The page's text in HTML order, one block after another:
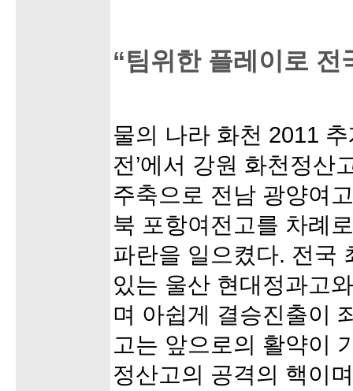
“팀위한 플레이로 전
물의 나라 화천 2011
전’에서 강원 화천정산
주축으로 전남 광양여
북 포항여전고를 차례
파란을 일으켰다. 전국
있는 울산 현대정과고
며 아쉽게 결승진출이
고는 앞으로의 활약이
정산고의 공격의 핵이